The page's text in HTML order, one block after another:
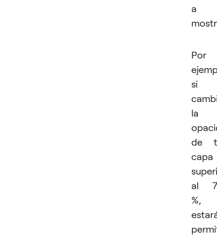
a
Por
si
la
de
capa
al
%,